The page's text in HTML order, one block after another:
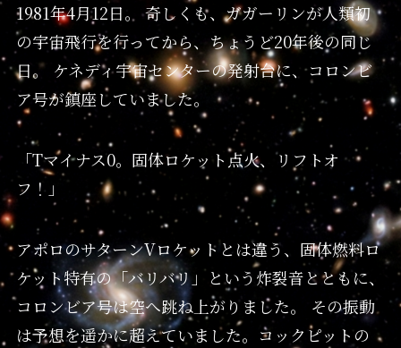
1981年4月12日。 奇しくも、ガガーリンが人類初
の宇宙飛行を行ってから、ちょうど20年後の同じ
日。 ケネディ宇宙センターの発射台に、コロンビ
ア号が鎮座していました。
「Tマイナス0。固体ロケット点火、リフトオ
フ！」
アポロのサターンVロケットとは違う、固体燃料ロ
ケット特有の「バリバリ」という炸裂音とともに、
コロンビア号は空へ跳ね上がりました。 その振動
は予想を遥かに超えていました。コックピットの